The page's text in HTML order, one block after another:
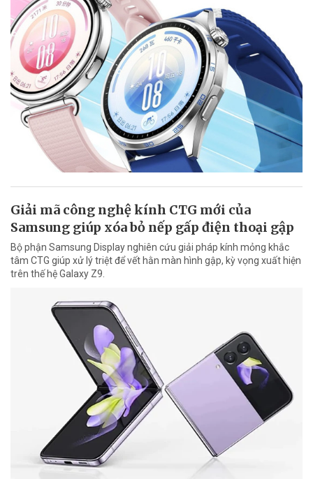
Giải mã công nghệ kính CTG mới của
Samsung giúp xóa bỏ nếp gấp điện thoại gập
Bộ phận Samsung Display nghiên cứu giải pháp kính mỏng khắc
tâm CTG giúp xử lý triệt để vết hằn màn hình gập, kỳ vọng xuất hiện
trên thế hệ Galaxy Z9.